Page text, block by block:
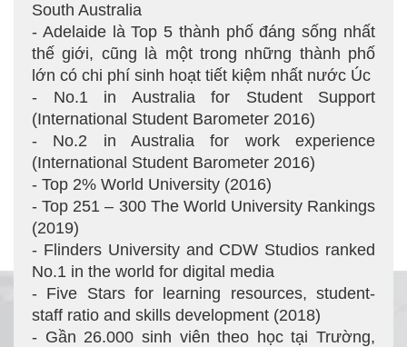
South Australia
- Adelaide là Top 5 thành phố đáng sống nhất
thế giới, cũng là một trong những thành phố
lớn có chi phí sinh hoạt tiết kiệm nhất nước Úc
- No.1 in Australia for Student Support
(International Student Barometer 2016)
- No.2 in Australia for work experience
(International Student Barometer 2016)
- Top 2% World University (2016)
- Top 251 – 300 The World University Rankings
(2019)
- Flinders University and CDW Studios ranked
No.1 in the world for digital media
- Five Stars for learning resources, student-
staff ratio and skills development (2018)
- Gần 26.000 sinh viên theo học tại Trường,